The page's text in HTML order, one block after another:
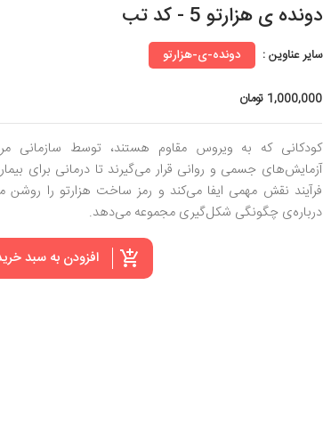
دونده ی هزارتو 5 - کد تب
سایر عناوین : دونده-ی-هزارتو
1,000,000 تومان
کودکانی که به ویروس مقاوم هستند، توسط سازمانی
آزمایش‌های جسمی و روانی قرار می‌گیرند تا درمانی برای
فرآیند نقش مهمی ایفا می‌کند و رمز ساخت هزارتو را
درباره‌ی چگونگی شکل‌گیری مجموعه می‌دهد.
افزودن به سبد